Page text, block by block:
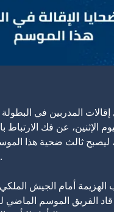
المدربين في البطولة
الإثنين، عن فك الارتباط
ليصبح ثالث ضحية هذا
والكوكب المراكشي.
أمام الجيش
الفريق الموسم الماضي